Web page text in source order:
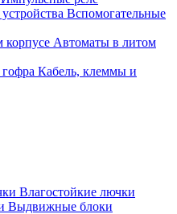
Вспомогательные
Автоматы в литом
Кабель, клеммы и
Влагостойкие лючки
Выдвижные блоки